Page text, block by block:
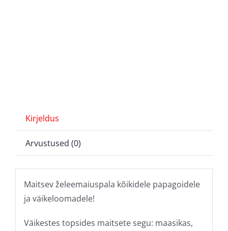
Kirjeldus
Arvustused (0)
Maitsev želeemaiuspala kõikidele papagoidele
ja väikeloomadele!
Väikestes topsides maitsete segu: maasikas,